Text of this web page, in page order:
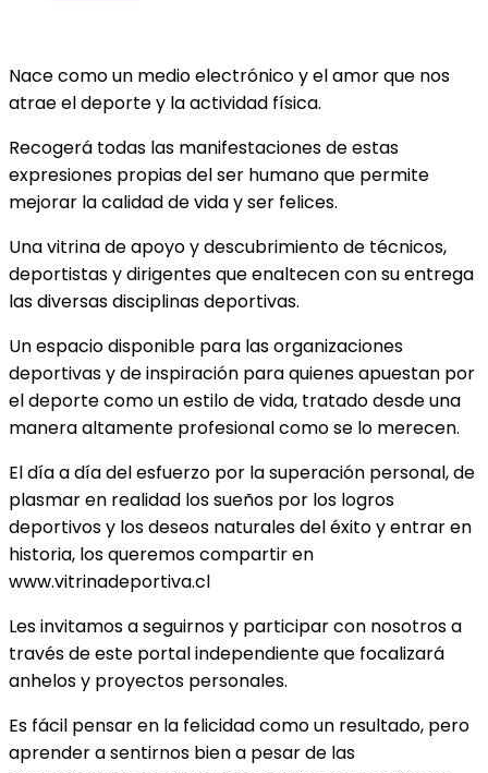
Nace como un medio electrónico y el amor que nos
atrae el deporte y la actividad física.
Recogerá todas las manifestaciones de estas
expresiones propias del ser humano que permite
mejorar la calidad de vida y ser felices.
Una vitrina de apoyo y descubrimiento de técnicos,
deportistas y dirigentes que enaltecen con su entrega
las diversas disciplinas deportivas.
Un espacio disponible para las organizaciones
deportivas y de inspiración para quienes apuestan por
el deporte como un estilo de vida, tratado desde una
manera altamente profesional como se lo merecen.
El día a día del esfuerzo por la superación personal, de
plasmar en realidad los sueños por los logros
deportivos y los deseos naturales del éxito y entrar en
historia, los queremos compartir en
www.vitrinadeportiva.cl
Les invitamos a seguirnos y participar con nosotros a
través de este portal independiente que focalizará
anhelos y proyectos personales.
Es fácil pensar en la felicidad como un resultado, pero
aprender a sentirnos bien a pesar de las